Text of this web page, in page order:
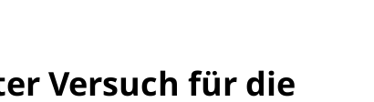
Versuch für die